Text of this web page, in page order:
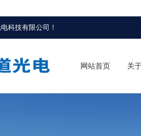
科技有限公司 ！
网站首页 关